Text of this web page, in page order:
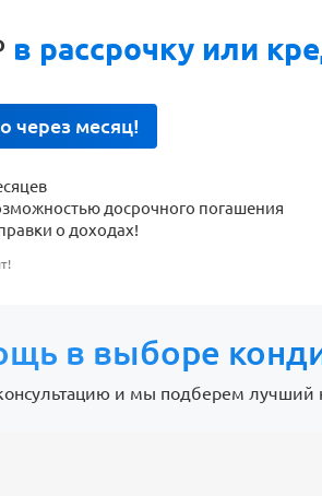
в рассрочку или
через месяц!
досрочного погашения
о доходах!
в выборе
и мы подберем лучший